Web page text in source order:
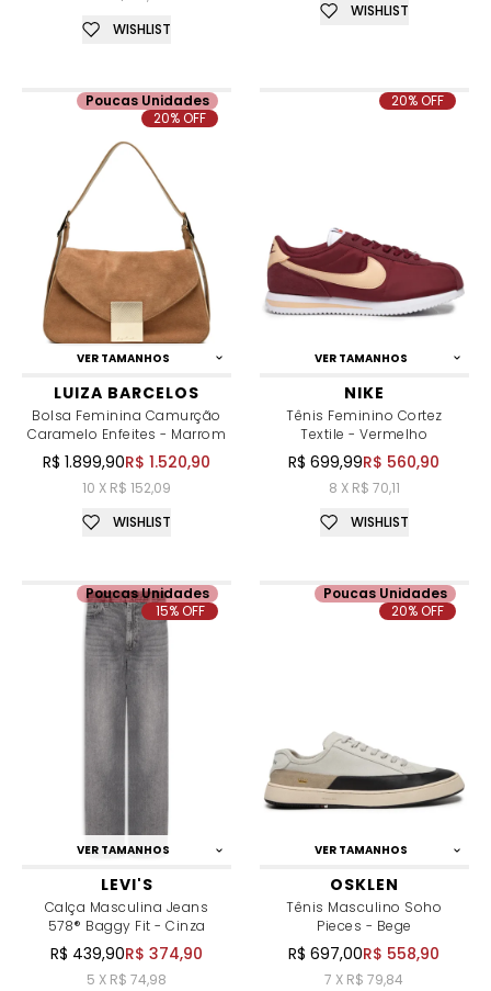
WISHLIST
WISHLIST
VER TAMANHOS
LUIZA BARCELOS
Bolsa Feminina Camurção
Caramelo Enfeites - Marrom
R$ 1.899,90R$ 1.520,90
10 X R$ 152,09
Poucas Unidades
20% OFF
WISHLIST
VER TAMANHOS
NIKE
Tênis Feminino Cortez
Textile - Vermelho
R$ 699,99R$ 560,90
8 X R$ 70,11
20% OFF
WISHLIST
VER TAMANHOS
LEVI'S
Calça Masculina Jeans
578® Baggy Fit - Cinza
R$ 439,90R$ 374,90
5 X R$ 74,98
Poucas Unidades
15% OFF
VER TAMANHOS
OSKLEN
Tênis Masculino Soho
Pieces - Bege
R$ 697,00R$ 558,90
7 X R$ 79,84
Poucas Unidades
20% OFF